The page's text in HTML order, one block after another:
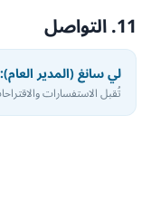
11. التواصل
لي سانغ (المدير العام): 010-2379-0760
تُقبل الاستفسارات